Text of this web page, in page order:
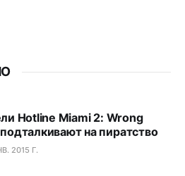
Hotline Miami 2: Wrong
на пиратство
2015 Г.